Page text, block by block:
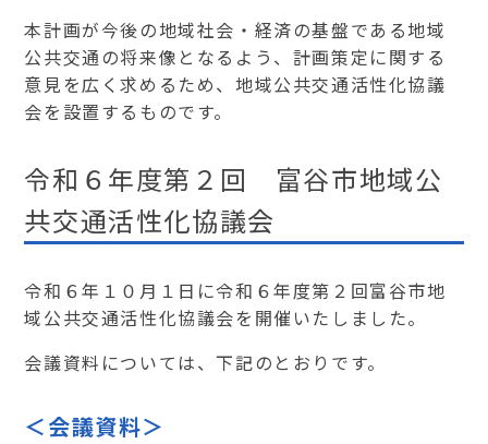
本計画が今後の地域社会・経済の基盤である地域
公共交通の将来像となるよう、計画策定に関する
意見を広く求めるため、地域公共交通活性化協議
会を設置するものです。
令和６年度第２回 富谷市地域公
共交通活性化協議会
令和６年１０月１日に令和６年度第２回富谷市地
域公共交通活性化協議会を開催いたしました。
会議資料については、下記のとおりです。
＜会議資料＞